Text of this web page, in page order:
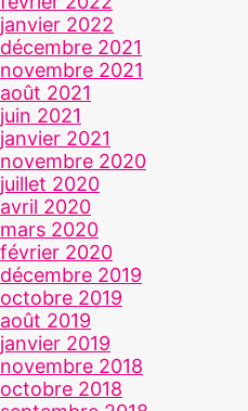
janvier 2022
décembre 2021
novembre 2021
août 2021
juin 2021
janvier 2021
novembre 2020
juillet 2020
avril 2020
mars 2020
février 2020
décembre 2019
octobre 2019
août 2019
janvier 2019
novembre 2018
octobre 2018